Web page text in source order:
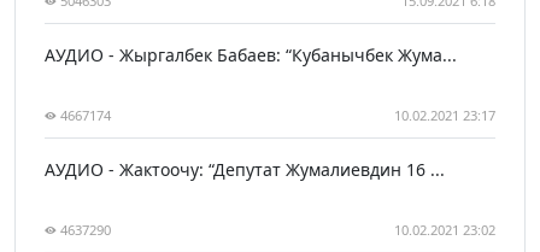
АУДИО - Жыргалбек Бабаев: “Кубанычбек Жума...
4667174 10.02.2021 23:17
АУДИО - Жактоочу: “Депутат Жумалиевдин 16 ...
4637290 10.02.2021 23:02